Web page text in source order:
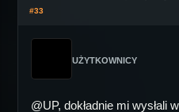
#33
UŻYTKOWNICY
@UP, dokładnie mi wysłali